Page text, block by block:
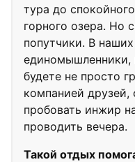
тура до
горного озера. Но
попутчики. В
единомышленники,
будете не просто
компанией
пробовать инжир
проводить вечера.
Такой отдых